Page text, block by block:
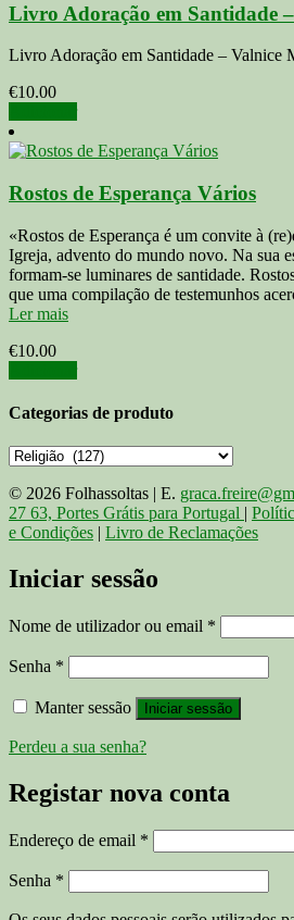
Livro Adoração em Santidade
Livro Adoração em Santidade – Valnice
€10.00
Rostos de Esperança Vários
«Rostos de Esperança é um convite à
Igreja, advento do mundo novo. Na sua
formam-se luminares de santidade.
que uma compilação de testemunhos
Ler mais
€10.00
Categorias de produto
© 2026 Folhassoltas | E.
27 63, Portes Grátis para Portugal |
e Condições | Livro de Reclamações
Iniciar sessão
Nome de utilizador ou email *
Senha *
Manter sessão Iniciar sessão
Perdeu a sua senha?
Registar nova conta
Endereço de email *
Senha *